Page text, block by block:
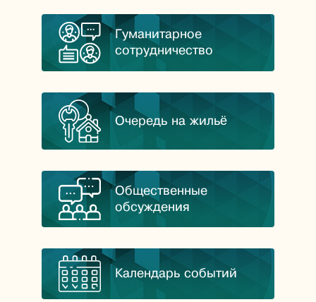
Гуманитарное
сотрудничество
Очередь на жильё
Общественные
обсуждения
Календарь событий